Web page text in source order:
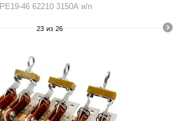
РЕ19-46 62210 3150А и/п
23 из 26